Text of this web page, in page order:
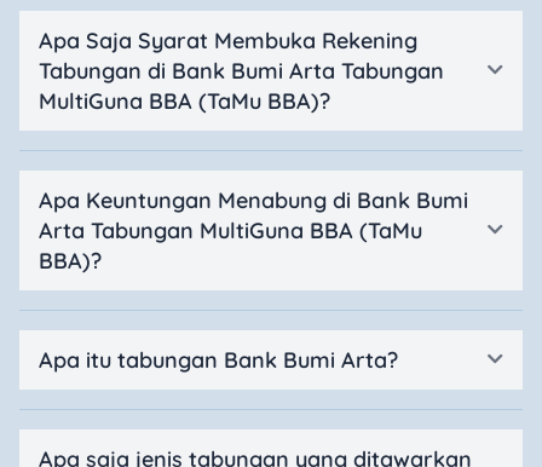
Apa Saja Syarat Membuka Rekening
Tabungan di Bank Bumi Arta Tabungan
MultiGuna BBA (TaMu BBA)?
Apa Keuntungan Menabung di Bank Bumi
Arta Tabungan MultiGuna BBA (TaMu
BBA)?
Apa itu tabungan Bank Bumi Arta?
Apa saja jenis tabungan yang ditawarkan